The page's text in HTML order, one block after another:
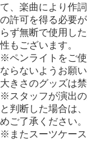
て、楽曲により作
の許可を得る必要
らず無断で使用し
性もございます。
※ペンライトをご
ならないようお願
大きさのグッズは
※スタッフが演出
と判断した場合は
めご了承ください。
※またスーツケー